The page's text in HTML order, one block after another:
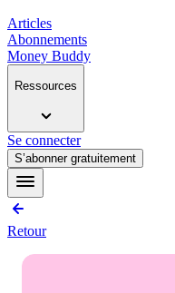
Articles
Abonnements
Money Buddy
Ressources
Se connecter
S’abonner gratuitement
Retour